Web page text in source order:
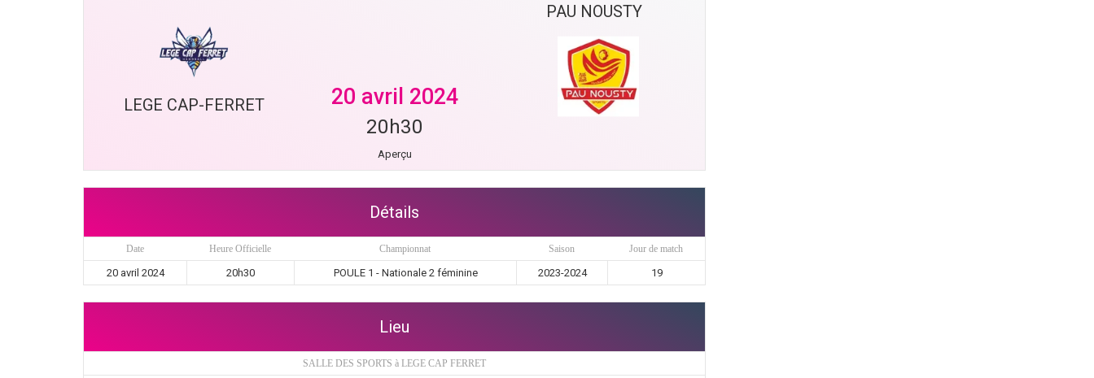
LEGE CAP-FERRET
PAU NOUSTY
20 avril 2024
20h30
Aperçu
Détails
Date Heure Officielle Championnat Saison Jour de match
20 avril 2024 20h30 POULE 1 - Nationale 2 féminine 2023-2024 19
Lieu
SALLE DES SPORTS à LEGE CAP FERRET